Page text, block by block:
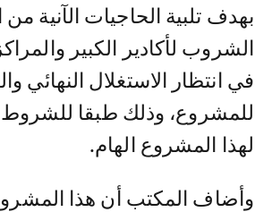
بهدف تلبية الحاجيات الآنية من
الشروب لأكادير الكبير
في انتظار الاستغلال النهائي
للمشروع، وذلك طبقا للشروط
لهذا المشروع الهام.
وأضاف المكتب أن هذا